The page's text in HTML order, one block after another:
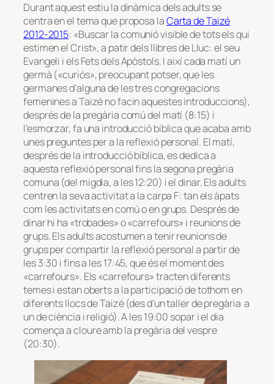
Durant aquest estiu la dinàmica dels adults se
centra en el tema que proposa laCarta de Taizé
2012-2015: «Buscar la comunió visible de tots els qui
estimen el Crist», a patir dels llibres de Lluc: el seu
Evangeli i els Fets dels Apòstols. I així cada matí un
germà («curiós», preocupant potser, que les
germanes d’alguna de les tres congregacions
femenines a Taizé no facin aquestes introduccions),
després de la pregària comú del matí (8:15) i
l’esmorzar, fa una introducció bíblica que acaba amb
unes preguntes per a la reflexió personal. El matí,
després de la introducció bíblica, es dedica a
aquesta reflexió personal fins la segona pregària
comuna (del migdia, a les 12:20) i el dinar. Els adults
centren la seva activitat a la carpa F: tan els àpats
com les activitats en comú o en grups. Després de
dinar hi ha «trobades» o «carrefours» i reunions de
grups. Els adults acostumen a tenir reunions de
grups per compartir la reflexió personal a partir de
les 3:30 i fins a les 17:45, que és el moment des
«carrefours». Els «carrefours» tracten diferents
temes i estan oberts a la participació de tothom en
diferents llocs de Taizé (des d’un taller de pregària a
un de ciència i religió). A les 19:00 sopar i el dia
comença a cloure amb la pregària del vespre
(20:30).